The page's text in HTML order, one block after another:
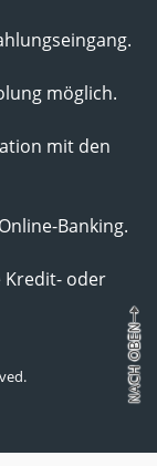
möglich.
mit den
Banking.
Kredit- oder